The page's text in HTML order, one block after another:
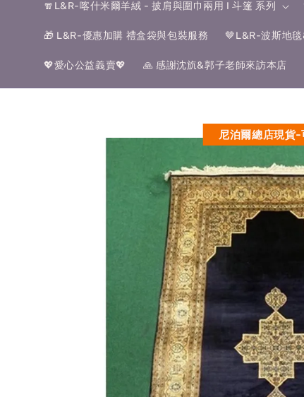
🧣L&R-喀什米爾羊絨 - 披肩與圍巾兩用 I 斗篷 系列
🎁 L&R-優惠加購 禮盒袋與包裝服務 🤎L&R-波斯地
💖愛心公益義賣💖 🙏 感謝沈斻&郭子老師來訪本店
尼泊爾總店現貨-